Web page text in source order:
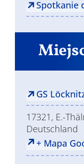
Spotkanie
GS
17321, E.-
Deutschland
+ Mapa